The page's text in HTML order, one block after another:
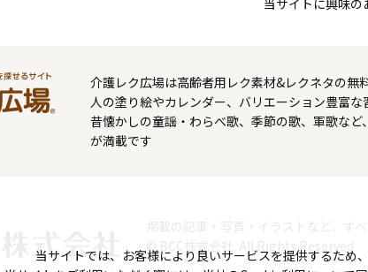
介護レク広場は高齢者用レク素材&レクネタの無
人の塗り絵やカレンダー、バリエーション豊富
昔懐かしの童謡・わらべ歌、季節の歌、軍歌な
が満載です
当サイトでは、お客様により良いサービスを提供するため